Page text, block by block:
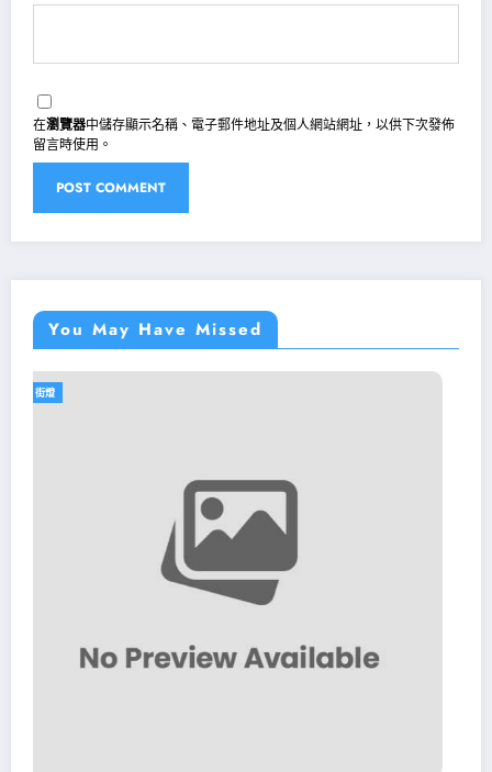
在瀏覽器中儲存顯示名稱、電子郵件地址及個人網站網址，以供下次發佈
留言時使用。
You May Have Missed